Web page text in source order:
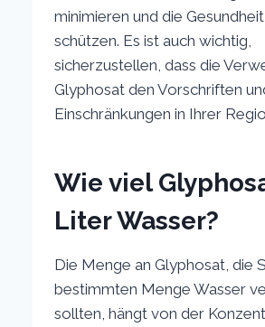
minimieren und die
schützen. Es ist auch wichtig,
sicherzustellen, dass die
Glyphosat den Vorschriften
Einschränkungen in Ihrer
Wie viel
Liter Wasser?
Die Menge an Glyphosat, die
bestimmten Menge Wasser
sollten, hängt von der